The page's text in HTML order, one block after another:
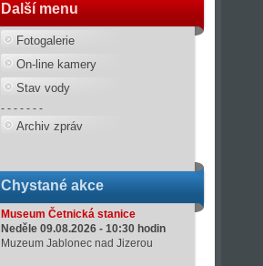
Další menu
Fotogalerie
On-line kamery
Stav vody
- - - - - - -
Archiv zpráv
Chystané akce
Museum Četnická stanice
Neděle 09.08.2026 - 10:30 hodin
Muzeum Jablonec nad Jizerou